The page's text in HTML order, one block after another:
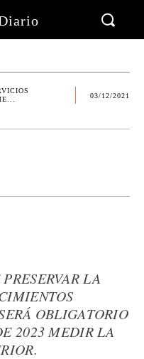
03/12/2021
LA
OBLIGATORIO
2023 MEDIR LA